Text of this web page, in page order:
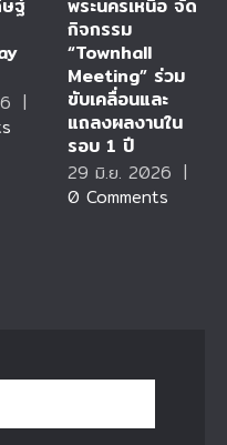
ฐ์
|
พระนครเหนือ จัด
กิจกรรม
“Townhall
Meeting” ร่วม
ขับเคลื่อนและ
แถลงผลงานใน
รอบ 1 ปี
29 มิ.ย. 2026 |
0 Comments